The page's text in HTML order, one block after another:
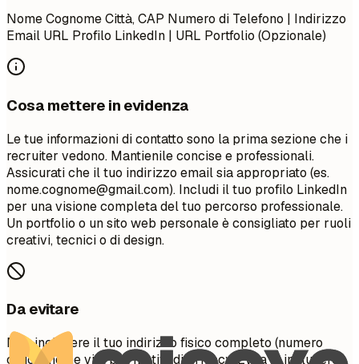
Nome Cognome Città, CAP Numero di Telefono | Indirizzo
Email URL Profilo LinkedIn | URL Portfolio (Opzionale)
Cosa mettere in evidenza
Le tue informazioni di contatto sono la prima sezione che i
recruiter vedono. Mantienile concise e professionali.
Assicurati che il tuo indirizzo email sia appropriato (es.
nome.cognome@gmail.com). Includi il tuo profilo LinkedIn
per una visione completa del tuo percorso professionale.
Un portfolio o un sito web personale è consigliato per ruoli
creativi, tecnici o di design.
Da evitare
Non includere il tuo indirizzo fisico completo (numero
civico/nome via) per motivi di privacy. Evita di includere